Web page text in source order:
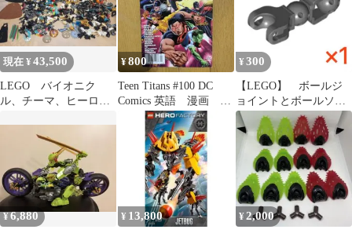
現在 ¥43,500
LEGO バイオニク
ル、チーマ、ヒーロー
¥800
Teen Titans #100 DC
Comics 英語 漫画 洋
書 アメリカ
¥ 300
【LEGO】 ボールジ
ョイントとボールソケ
ット付き腕/脚 ダーク
グレイ 1個
¥6,880 ¥ 13,800 ¥2,000